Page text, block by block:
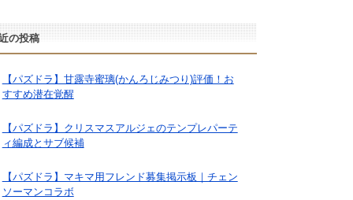
の投稿
【パズドラ】甘露寺蜜璃(かんろじみつり)評価！お
すすめ潜在覚醒
【パズドラ】クリスマスアルジェのテンプレパーテ
ィ編成とサブ候補
【パズドラ】マキマ用フレンド募集掲示板｜チェン
ソーマンコラボ